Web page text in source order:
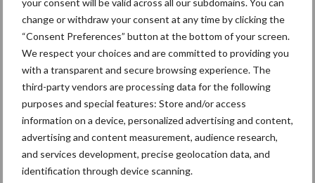
change or withdraw your consent at any time by clicking the
“Consent Preferences” button at the bottom of your screen.
We respect your choices and are committed to providing you
with a transparent and secure browsing experience. The
third-party vendors are processing data for the following
purposes and special features: Store and/or access
information on a device, personalized advertising and content,
advertising and content measurement, audience research,
and services development, precise geolocation data, and
identification through device scanning.
Themapagina's
Diergezondheid Bemesting Fokkerij
Beregening Bijproducten